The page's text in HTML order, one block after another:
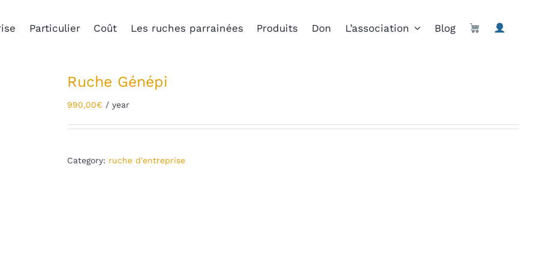
Particulier Coût Les ruches parrainées Produits Don L’association Blog
Ruche Génépi
990,00€ / year
Category: ruche d'entreprise